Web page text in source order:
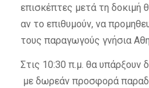
επισκέπτες μετά τη δοκιμή
αν το επιθυμούν, να
τους παραγωγούς γνήσια
Στις 10:30 π.μ. θα υπάρξουν
με δωρεάν προσφορά